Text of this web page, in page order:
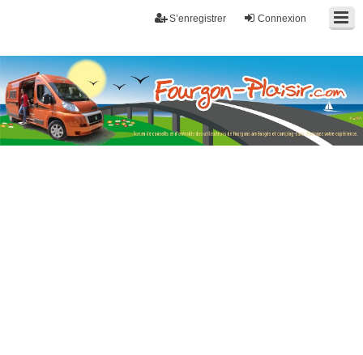
Connexion
S’enregistrer
Fourgon-plaisir.com
Forum de conseils et d'entraide des utilisateurs de fourgons, fourgons
aménagés, vans et de camping-car. Partagez votre expérience.